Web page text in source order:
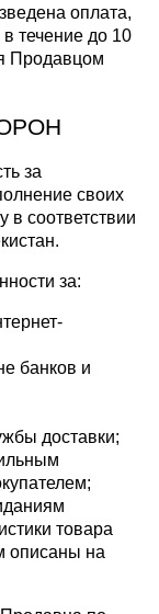
оплата,
течение до 10
Продавцом
за
своих
в соответствии
за:
банков и
доставки;
товара
описаны на